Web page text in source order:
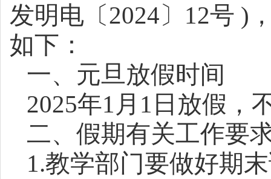
发明电〔2024〕12号 )
如下：
一、元旦放假时间
2025年1月1日放假，
二、假期有关工作要
1.教学部门要做好期